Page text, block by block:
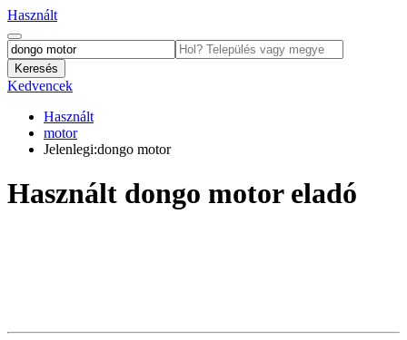
Használt
Kedvencek
Használt
motor
Jelenlegi:dongo motor
Használt dongo motor eladó